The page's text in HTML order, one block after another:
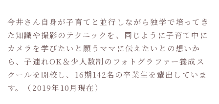
今井さん自身が子育てと並行しながら独学で培ってき
た知識や撮影のテクニックを、同じように子育て中に
カメラを学びたいと願うママに伝えたいとの想いか
ら、子連れOK＆少人数制のフォトグラファー養成ス
クールを開校し、16期142名の卒業生を輩出していま
す。（2019年10月現在）